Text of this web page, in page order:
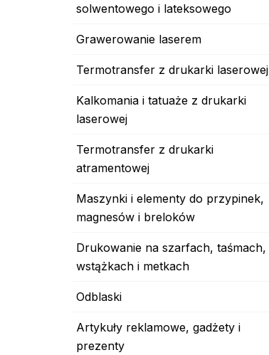
solwentowego i lateksowego
Grawerowanie laserem
Termotransfer z drukarki laserowej
Kalkomania i tatuaże z drukarki
laserowej
Termotransfer z drukarki
atramentowej
Maszynki i elementy do przypinek,
magnesów i breloków
Drukowanie na szarfach, taśmach,
wstążkach i metkach
Odblaski
Artykuły reklamowe, gadżety i
prezenty